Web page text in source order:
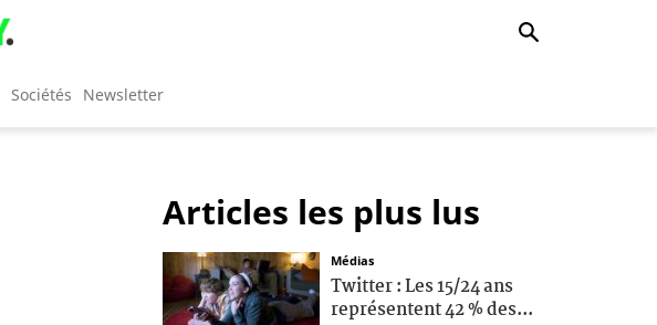
Sociétés Newsletter
Articles les plus lus
Médias
Twitter : Les 15/24 ans
représentent 42 % des...